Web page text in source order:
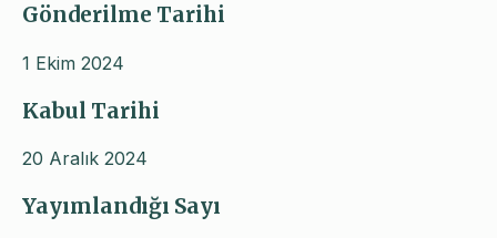
Gönderilme Tarihi
1 Ekim 2024
Kabul Tarihi
20 Aralık 2024
Yayımlandığı Sayı